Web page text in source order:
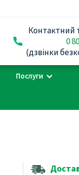
Контактний
0
(дзвінки
Послуги